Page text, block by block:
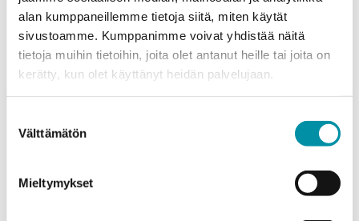
alan kumppaneillemme tietoja siitä, miten käytät
sivustoamme. Kumppanimme voivat yhdistää näitä
tietoja muihin tietoihin, joita olet antanut heille tai joita on
kerätty, kun olet käyttänyt heidän palvelujaan.
valinta
Välttämätön
Mieltymykset
Yhteyshenkilö *
Sähköposti*